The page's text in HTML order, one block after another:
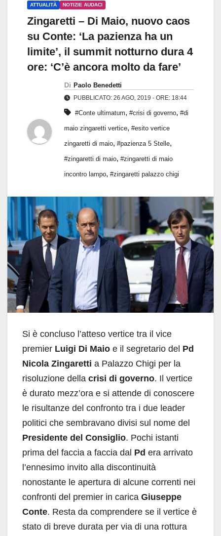
ATTUALITÀ NOTIZIE AUDACI
Zingaretti – Di Maio, nuovo caos
su Conte: ‘La pazienza ha un
limite’, il summit notturno dura 4
ore: ‘C’è ancora molto da fare’
Di Paolo Benedetti
PUBBLICATO: 26 AGO, 2019 - ORE: 18:44
#Conte ultimatum, #crisi di governo, #di
maio zingaretti vertice, #esito vertice
zingaretti di maio, #pazienza 5 Stelle,
#zingaretti di maio, #zingaretti di maio
incontro lampo, #zingaretti palazzo chigi
Si è concluso l’atteso vertice tra il vice
premier Luigi Di Maio e il segretario del Pd
Nicola Zingaretti a Palazzo Chigi per la
risoluzione della crisi di governo. Il vertice
è durato mezz’ora e si attende di conoscere
le risultanze del confronto tra i due leader
politici che sembravano divisi sul nome del
Presidente del Consiglio. Pochi istanti
prima del faccia a faccia dal Pd era arrivato
l’ennesimo invito alla discontinuità
nonostante le apertura di alcune correnti nei
confronti del premier in carica Giuseppe
Conte. Resta da comprendere se il vertice è
stato di breve durata per via di una rottura